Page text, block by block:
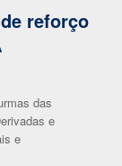
reforço
das
e
e